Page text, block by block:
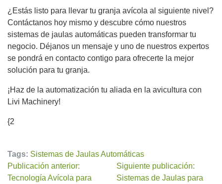
¿Estás listo para llevar tu granja avícola al siguiente nivel?
Contáctanos hoy mismo y descubre cómo nuestros
sistemas de jaulas automáticas pueden transformar tu
negocio. Déjanos un mensaje y uno de nuestros expertos
se pondrá en contacto contigo para ofrecerte la mejor
solución para tu granja.
¡Haz de la automatización tu aliada en la avicultura con
Livi Machinery!
{2
Tags: Sistemas de Jaulas Automáticas
Publicación anterior:
Tecnología Avícola para
Siguiente publicación:
Sistemas de Jaulas para